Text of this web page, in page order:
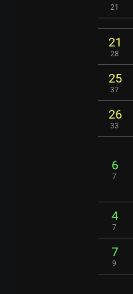
21
21
28
25
37
26
33
6
7
4
7
7
9